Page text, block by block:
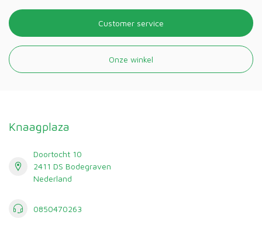
Customer service
Onze winkel
Knaagplaza
Doortocht 10
2411 DS Bodegraven
Nederland
0850470263